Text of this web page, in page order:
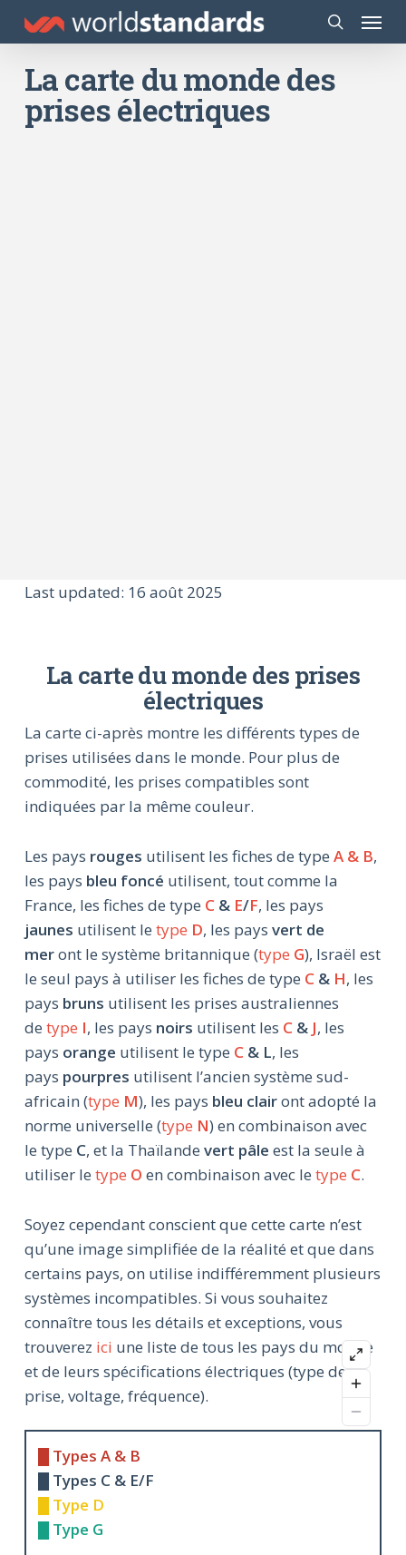
content
search
Menu
La carte du monde des
prises électriques
Last updated: 16 août 2025
La carte du monde des prises
électriques
La carte ci-après montre les différents types de
prises utilisées dans le monde. Pour plus de
commodité, les prises compatibles sont
indiquées par la même couleur.
Les pays rouges utilisent les fiches de type A & B,
les pays bleu foncé utilisent, tout comme la
France, les fiches de type C& E/F, les pays
jaunes utilisent le type D, les pays vert de
meront le système britannique (type G), Israël est
le seul pays à utiliser les fiches de type C& H, les
pays bruns utilisent les prises australiennes
de type I, les pays noirs utilisent les C& J, les
pays orange utilisent le type C& L, les
pays pourpres utilisent l’ancien système sud-
africain (type M), les pays bleu clairont adopté la
norme universelle (type N) en combinaison avec
le type C, et la Thaïlande vert pâle est la seule à
utiliser le type O en combinaison avec le type C.
Soyez cependant conscient que cette carte n’est
qu’une image simplifiée de la réalité et que dans
certains pays, on utilise indifféremment plusieurs
systèmes incompatibles. Si vous souhaitez
connaître tous les détails et exceptions, vous
trouverez ici une liste de tous les pays du monde
et de leurs spécifications électriques (type de
prise, voltage, fréquence).
█ Types A & B
█ Types C & E/F
█ Type D
█ Type G